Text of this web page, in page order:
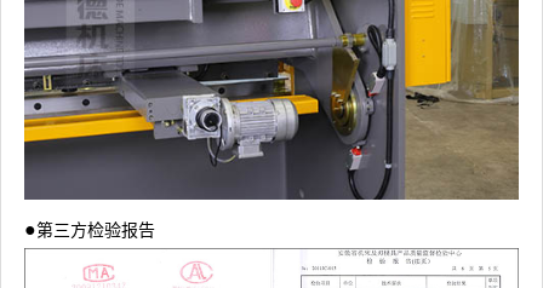
●第三方检验报告